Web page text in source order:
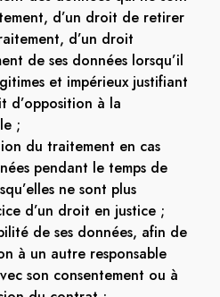
d’un droit de retirer
d’un droit
de ses données lorsqu’il
et impérieux justifiant
d’opposition à la
;
du traitement en cas
pendant le temps de
ne sont plus
d’un droit en justice ;
de ses données, afin de
à un autre responsable
son consentement ou à